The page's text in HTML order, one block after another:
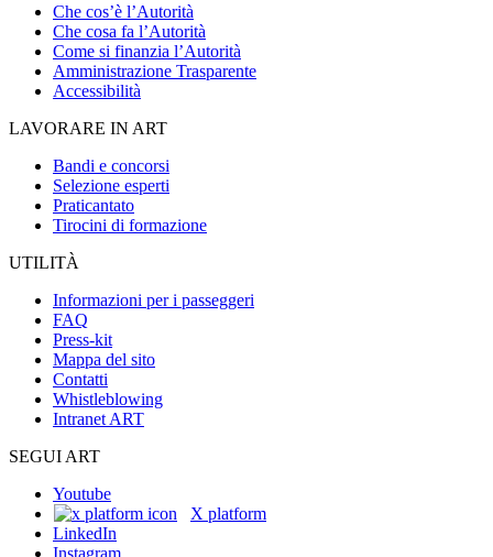
Che cos’è l’Autorità
Che cosa fa l’Autorità
Come si finanzia l’Autorità
Amministrazione Trasparente
Accessibilità
LAVORARE IN ART
Bandi e concorsi
Selezione esperti
Praticantato
Tirocini di formazione
UTILITÀ
Informazioni per i passeggeri
FAQ
Press-kit
Mappa del sito
Contatti
Whistleblowing
Intranet ART
SEGUI ART
Youtube
X platform
LinkedIn
Instagram